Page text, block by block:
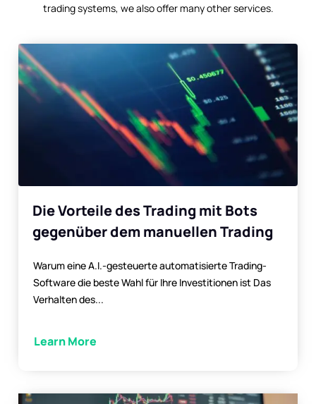
trading systems, we also offer many other services.
Die Vorteile des Trading mit Bots
gegenüber dem manuellen Trading
Warum eine A.I.-gesteuerte automatisierte Trading-
Software die beste Wahl für Ihre Investitionen ist Das
Verhalten des...
Learn More